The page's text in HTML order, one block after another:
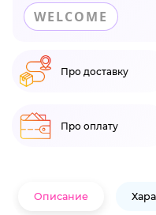
WELCOME
Про доставку
Про оплату
Описание